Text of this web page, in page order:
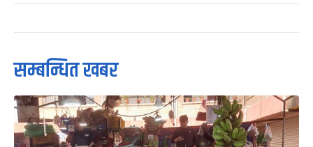
सम्बन्धित खबर